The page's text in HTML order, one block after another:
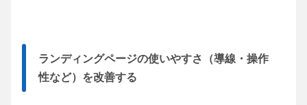
ランディングページの使いやすさ（導線・操作
性など）を改善する